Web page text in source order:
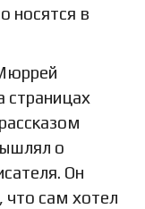
носятся в
страницах
о
Он
что сам хотел